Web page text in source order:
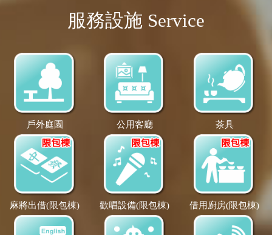
服務設施 Service
戶外庭園 公用客廳 茶具
麻將出借(限包棟) 歡唱設備(限包棟) 借用廚房(限包棟)